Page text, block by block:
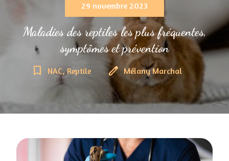
29 novembre 2023
Maladies des reptiles les plus fréquentes,
symptômes et prévention
bookmark_border NAC, Reptile edit Mélany Marchal